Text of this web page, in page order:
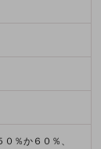
％か６０％、